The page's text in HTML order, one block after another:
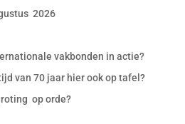
2026
vakbonden in actie?
van 70 jaar hier ook op tafel?
op orde?